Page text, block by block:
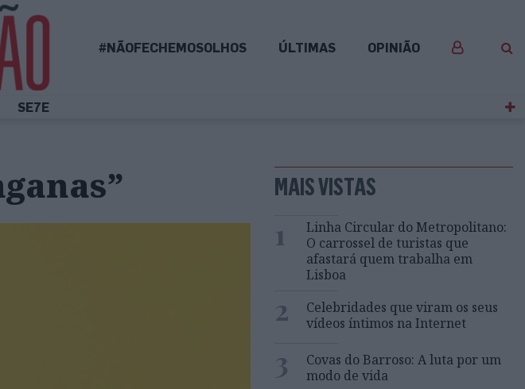
#NÃOFECHEMOSOLHOS ÚLTIMAS OPINIÃO
SE7E
MAIS VISTAS
1
Linha Circular do Metropolitano:
O carrossel de turistas que
afastará quem trabalha em
Lisboa
2
Celebridades que viram os seus
vídeos íntimos na Internet
3
Covas do Barroso: A luta por um
modo de vida